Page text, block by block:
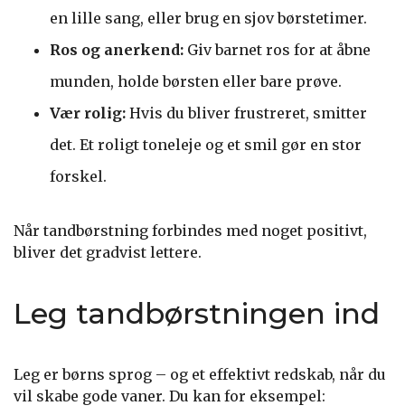
en lille sang, eller brug en sjov børstetimer.
Ros og anerkend: Giv barnet ros for at åbne
munden, holde børsten eller bare prøve.
Vær rolig: Hvis du bliver frustreret, smitter
det. Et roligt toneleje og et smil gør en stor
forskel.
Når tandbørstning forbindes med noget positivt,
bliver det gradvist lettere.
Leg tandbørstningen ind
Leg er børns sprog – og et effektivt redskab, når du
vil skabe gode vaner. Du kan for eksempel: